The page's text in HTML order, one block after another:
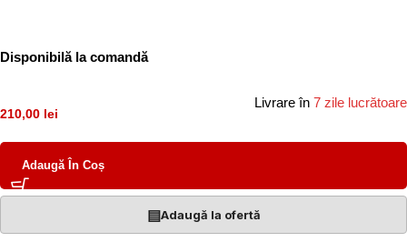
Disponibilă la comandă
210,00 lei
Livrare în 7 zile lucrătoare
Adaugă În Coș
▤Adaugă la ofertă